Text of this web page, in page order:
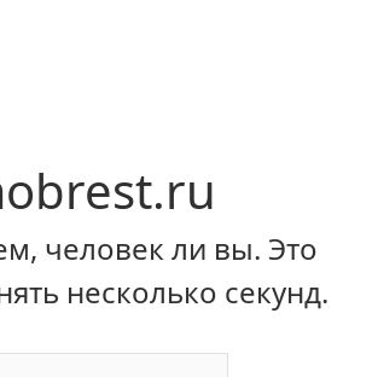
человек ли вы. Это
несколько секунд.